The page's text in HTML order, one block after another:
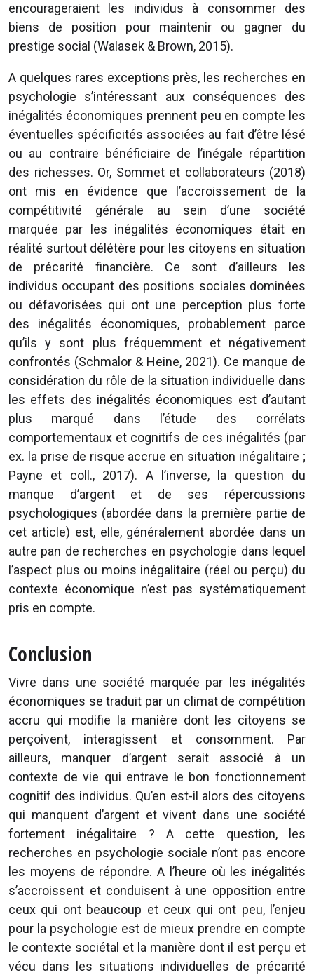
encourageraient les individus à consommer des
biens de position pour maintenir ou gagner du
prestige social (Walasek & Brown, 2015).
A quelques rares exceptions près, les recherches en
psychologie s’intéressant aux conséquences des
inégalités économiques prennent peu en compte les
éventuelles spécificités associées au fait d’être lésé
ou au contraire bénéficiaire de l’inégale répartition
des richesses. Or, Sommet et collaborateurs (2018)
ont mis en évidence que l’accroissement de la
compétitivité générale au sein d’une société
marquée par les inégalités économiques était en
réalité surtout délétère pour les citoyens en situation
de précarité financière. Ce sont d’ailleurs les
individus occupant des positions sociales dominées
ou défavorisées qui ont une perception plus forte
des inégalités économiques, probablement parce
qu’ils y sont plus fréquemment et négativement
confrontés (Schmalor & Heine, 2021). Ce manque de
considération du rôle de la situation individuelle dans
les effets des inégalités économiques est d’autant
plus marqué dans l’étude des corrélats
comportementaux et cognitifs de ces inégalités (par
ex. la prise de risque accrue en situation inégalitaire ;
Payne et coll., 2017). A l’inverse, la question du
manque d’argent et de ses répercussions
psychologiques (abordée dans la première partie de
cet article) est, elle, généralement abordée dans un
autre pan de recherches en psychologie dans lequel
l’aspect plus ou moins inégalitaire (réel ou perçu) du
contexte économique n’est pas systématiquement
pris en compte.
Conclusion
Vivre dans une société marquée par les inégalités
économiques se traduit par un climat de compétition
accru qui modifie la manière dont les citoyens se
perçoivent, interagissent et consomment. Par
ailleurs, manquer d’argent serait associé à un
contexte de vie qui entrave le bon fonctionnement
cognitif des individus. Qu’en est-il alors des citoyens
qui manquent d’argent et vivent dans une société
fortement inégalitaire ? A cette question, les
recherches en psychologie sociale n’ont pas encore
les moyens de répondre. A l’heure où les inégalités
s’accroissent et conduisent à une opposition entre
ceux qui ont beaucoup et ceux qui ont peu, l’enjeu
pour la psychologie est de mieux prendre en compte
le contexte sociétal et la manière dont il est perçu et
vécu dans les situations individuelles de précarité